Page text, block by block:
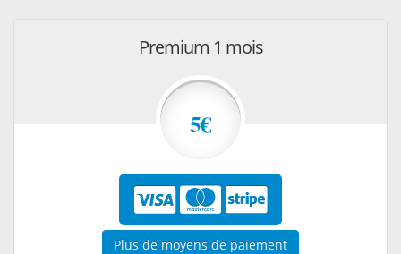
Premium 1 mois
5€
Plus de moyens de paiement